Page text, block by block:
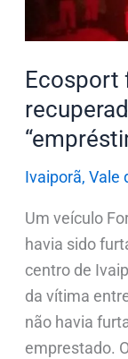
Ecosport
Ivaiporã, Vale
Um veículo
havia sido
centro de
da vítima
não havia
emprestado.
“empréstimo”